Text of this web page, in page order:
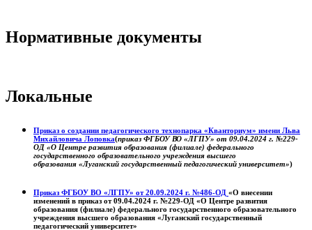
Нормативные документы
Локальные
Приказ о создании педагогического технопарка «Кванториум» имени Льва
Михайловича Лоповка(приказ ФГБОУ ВО «ЛГПУ» от 09.04.2024 г. №229-
ОД «О Центре развития образования (филиале) федерального
государственного образовательного учреждения высшего
образования «Луганский государственный педагогический университет»)
Приказ ФГБОУ ВО «ЛГПУ» от 20.09.2024 г. №486-ОД «О внесении
изменений в приказ от 09.04.2024 г. №229-ОД «О Центре развития
образования (филиале) федерального государственного образовательного
учреждения высшего образования «Луганский государственный
педагогический университет»